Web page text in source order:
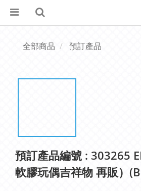
全部商品 預訂產品
預訂產品編號 : 303265
軟膠玩偶吉祥物 再販）